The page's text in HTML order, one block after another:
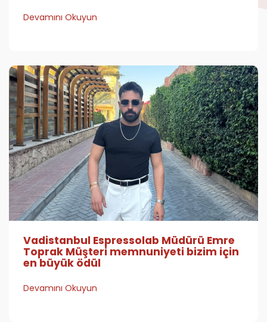
Devamını Okuyun
Vadistanbul Espressolab Müdürü Emre
Toprak Müşteri memnuniyeti bizim için
en büyük ödül
Devamını Okuyun